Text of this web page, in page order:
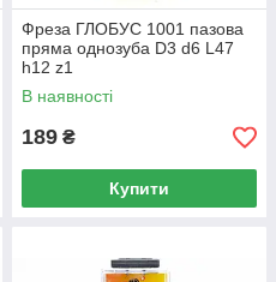
Фреза ГЛОБУС 1001 пазова
пряма однозуба D3 d6 L47
h12 z1
В наявності
189 ₴
Купити